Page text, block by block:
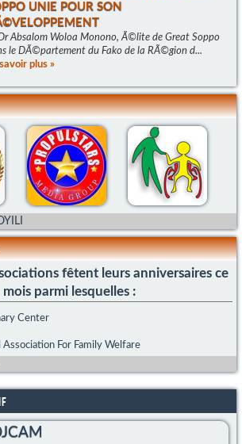
UNIE POUR SON
Absalom Woloa Monono, Ã©lite de Great Soppo
le DÃ©partement du Fako de la RÃ©gion d...
savoir plus »
fêtent leurs anniversaires ce
mois parmi lesquelles :
Center
For Family Welfare